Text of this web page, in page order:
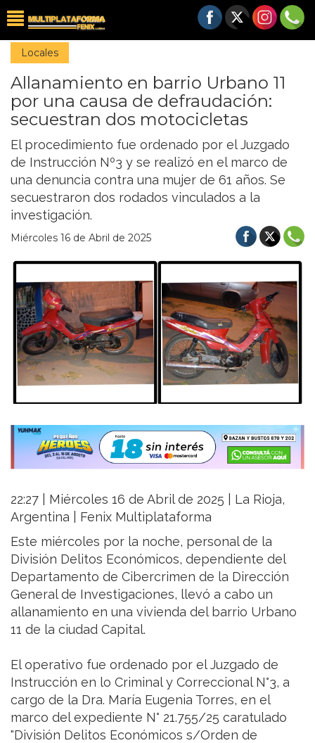
Locales
Allanamiento en barrio Urbano 11
por una causa de defraudación:
secuestran dos motocicletas
El procedimiento fue ordenado por el Juzgado
de Instrucción Nº3 y se realizó en el marco de
una denuncia contra una mujer de 61 años. Se
secuestraron dos rodados vinculados a la
investigación.
Miércoles 16 de Abril de 2025
22:27 | Miércoles 16 de Abril de 2025 | La Rioja,
Argentina | Fenix Multiplataforma
Este miércoles por la noche, personal de la
División Delitos Económicos, dependiente del
Departamento de Cibercrimen de la Dirección
General de Investigaciones, llevó a cabo un
allanamiento en una vivienda del barrio Urbano
11 de la ciudad Capital.
El operativo fue ordenado por el Juzgado de
Instrucción en lo Criminal y Correccional N°3, a
cargo de la Dra. María Eugenia Torres, en el
marco del expediente N° 21.755/25 caratulado
"División Delitos Económicos s/Orden de